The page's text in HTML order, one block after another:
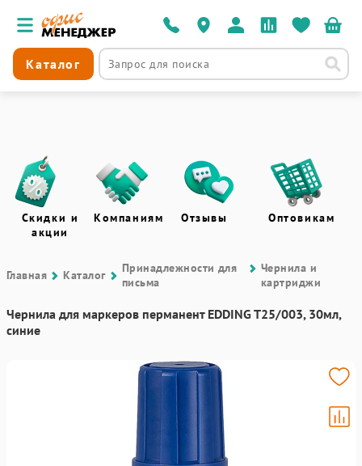
Каталог
Скидки и
акции
Компаниям Отзывы Оптовикам
Главная Каталог
Принадлежности для
письма
Чернила и
картриджи
Чернила для маркеров перманент EDDING T25/003, 30мл,
синие